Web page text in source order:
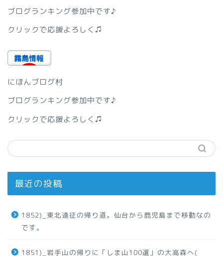
ブログランキング参加中です♪
クリックで応援よろしく♫
にほんブログ村
ブログランキング参加中です♪
クリックで応援よろしく♫
最近の投稿
1852)_東北遠征の帰り道。仙台から鹿児島まで移動なの
です。
1851)_岩手山の帰りに「しま山100選」の大高森へ(